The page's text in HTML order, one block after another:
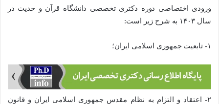
ورودی اختصاصی دوره دکتری تخصصی دانشگاه قرآن و حدیث در
سال ۱۴۰۳ به شرح زیر است:
۱- تابعیت جمهوری اسلامی ایران؛
۲- اعتقاد و التزام به نظام مقدس جمهوری اسلامی ایران و قانون